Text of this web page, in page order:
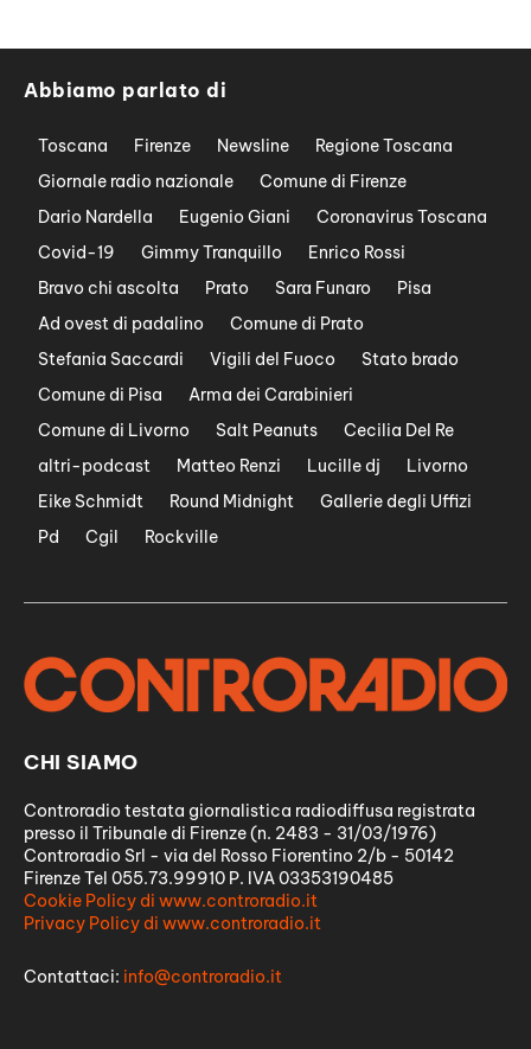
Abbiamo parlato di
Toscana Firenze Newsline
Regione Toscana
Giornale radio nazionale
Comune di Firenze
Dario Nardella
Eugenio Giani
Coronavirus Toscana
Covid-19
Gimmy Tranquillo
Enrico Rossi
Bravo chi ascolta
Prato Sara Funaro
Pisa
Ad ovest di padalino
Comune di Prato
Stefania Saccardi
Vigili del Fuoco
Stato brado
Comune di Pisa
Arma dei Carabinieri
Comune di Livorno
Salt Peanuts
Cecilia Del Re
altri-podcast
Matteo Renzi Lucille dj
Livorno
Eike Schmidt
Round Midnight
Gallerie degli Uffizi
Pd
Cgil Rockville
CHI SIAMO
Controradio testata giornalistica radiodiffusa registrata
presso il Tribunale di Firenze (n. 2483 - 31/03/1976)
Controradio Srl - via del Rosso Fiorentino 2/b - 50142
Firenze Tel 055.73.99910 P. IVA 03353190485
Cookie Policy di www.controradio.it
Privacy Policy di www.controradio.it
Contattaci: info@controradio.it